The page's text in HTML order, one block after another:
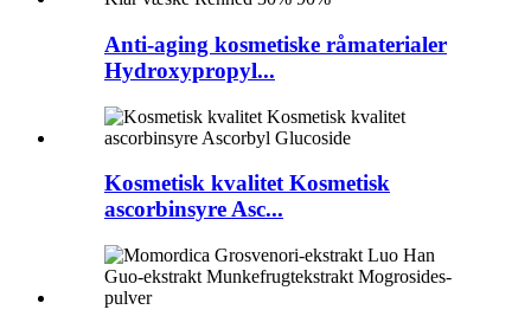
Anti-aging kosmetiske råmaterialer
Hydroxypropyl...
Kosmetisk kvalitet Kosmetisk
ascorbinsyre Asc...